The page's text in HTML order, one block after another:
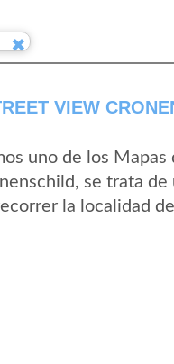
VIEW
uno de los Mapas
se trata
la localidad